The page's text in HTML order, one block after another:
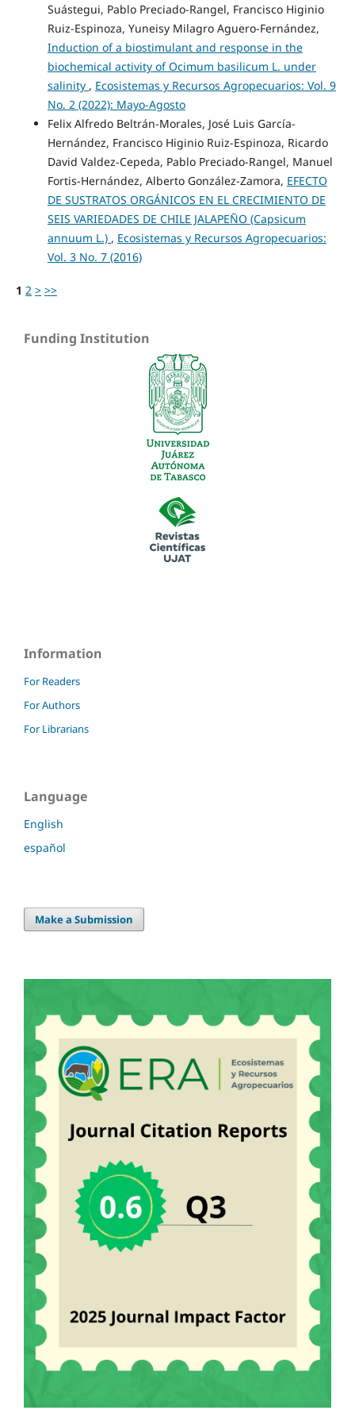
Suástegui, Pablo Preciado-Rangel, Francisco Higinio
Ruiz-Espinoza, Yuneisy Milagro Aguero-Fernández,
Induction of a biostimulant and response in the
biochemical activity of Ocimum basilicum L. under
salinity , Ecosistemas y Recursos Agropecuarios: Vol. 9
No. 2 (2022): Mayo-Agosto
Felix Alfredo Beltrán-Morales, José Luis García-
Hernández, Francisco Higinio Ruiz-Espinoza, Ricardo
David Valdez-Cepeda, Pablo Preciado-Rangel, Manuel
Fortis-Hernández, Alberto González-Zamora, EFECTO
DE SUSTRATOS ORGÁNICOS EN EL CRECIMIENTO DE
SEIS VARIEDADES DE CHILE JALAPEÑO (Capsicum
annuum L.) , Ecosistemas y Recursos Agropecuarios:
Vol. 3 No. 7 (2016)
1 2 > >>
Funding Institution
Information
For Readers
For Authors
For Librarians
Language
English
español
Make a Submission